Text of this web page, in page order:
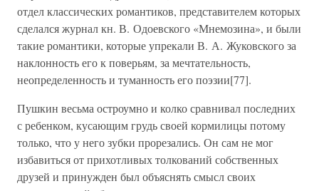
отдел классических романтиков, представителем которых
сделался журнал кн. В. Одоевского «Мнемозина», и были
такие романтики, которые упрекали В. А. Жуковского за
наклонность его к поверьям, за мечтательность,
неопределенность и туманность его поэзии[77].
Пушкин весьма остроумно и колко сравнивал последних
с ребенком, кусающим грудь своей кормилицы потому
только, что у него зубки прорезались. Он сам не мог
избавиться от прихотливых толкований собственных
друзей и принужден был объяснять смысл своих